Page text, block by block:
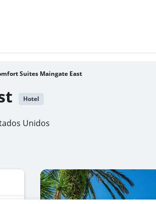
Suites Maingate East
Hotel
Unidos